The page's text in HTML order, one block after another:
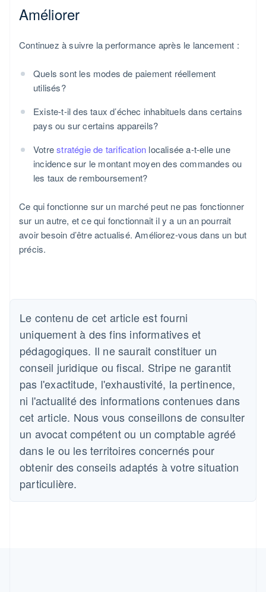
Améliorer
Continuez à suivre la performance après le lancement :
Quels sont les modes de paiement réellement
utilisés?
Existe-t-il des taux d’échec inhabituels dans certains
pays ou sur certains appareils?
Votrestratégie de tarification localisée a-t-elle une
incidence sur le montant moyen des commandes ou
les taux de remboursement?
Ce qui fonctionne sur un marché peut ne pas fonctionner
sur un autre, et ce qui fonctionnait il y a un an pourrait
avoir besoin d’être actualisé. Améliorez-vous dans un but
précis.
Le contenu de cet article est fourni
uniquement à des fins informatives et
pédagogiques. Il ne saurait constituer un
conseil juridique ou fiscal. Stripe ne garantit
pas l'exactitude, l'exhaustivité, la pertinence,
ni l'actualité des informations contenues dans
cet article. Nous vous conseillons de consulter
un avocat compétent ou un comptable agréé
dans le ou les territoires concernés pour
obtenir des conseils adaptés à votre situation
particulière.